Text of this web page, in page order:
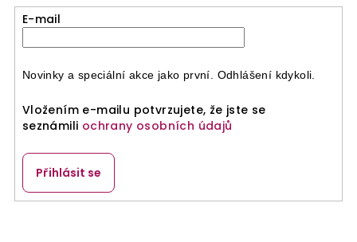
E-mail
Novinky a speciální akce jako první. Odhlášení kdykoli.
Vložením e-mailu potvrzujete, že jste se
seznámili ochrany osobních údajů
Přihlásit se